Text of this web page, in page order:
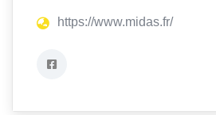
https://www.midas.fr/